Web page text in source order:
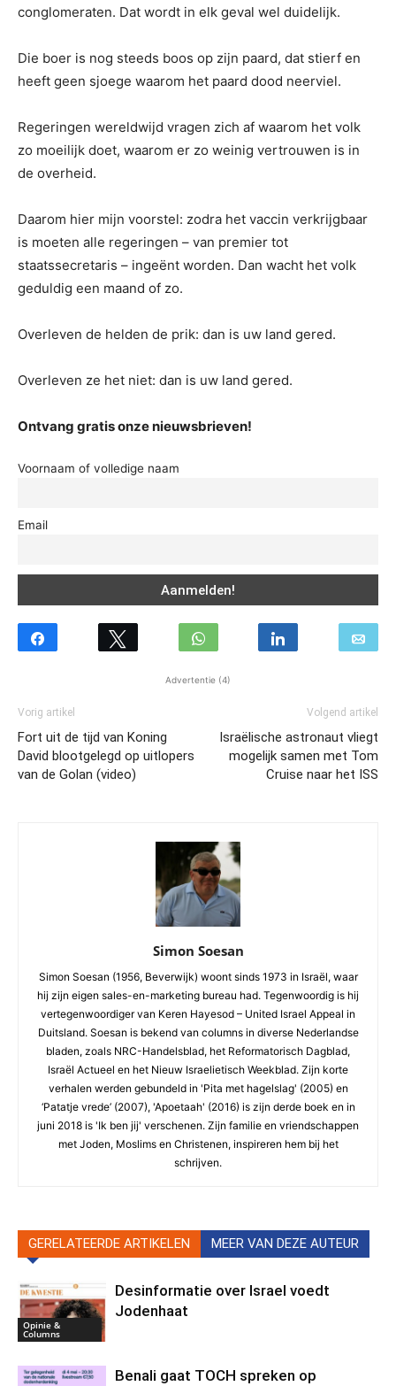
conglomeraten. Dat wordt in elk geval wel duidelijk.
Die boer is nog steeds boos op zijn paard, dat stierf en
heeft geen sjoege waarom het paard dood neerviel.
Regeringen wereldwijd vragen zich af waarom het volk
zo moeilijk doet, waarom er zo weinig vertrouwen is in
de overheid.
Daarom hier mijn voorstel: zodra het vaccin verkrijgbaar
is moeten alle regeringen – van premier tot
staatssecretaris – ingeënt worden. Dan wacht het volk
geduldig een maand of zo.
Overleven de helden de prik: dan is uw land gered.
Overleven ze het niet: dan is uw land gered.
Ontvang gratis onze nieuwsbrieven!
Voornaam of volledige naam
Email
Advertentie (4)
Vorig artikel
Fort uit de tijd van Koning
David blootgelegd op uitlopers
van de Golan (video)
Volgend artikel
Israëlische astronaut vliegt
mogelijk samen met Tom
Cruise naar het ISS
Simon Soesan
Simon Soesan (1956, Beverwijk) woont sinds 1973 in Israël, waar
hij zijn eigen sales-en-marketing bureau had. Tegenwoordig is hij
vertegenwoordiger van Keren Hayesod – United Israel Appeal in
Duitsland. Soesan is bekend van columns in diverse Nederlandse
bladen, zoals NRC-Handelsblad, het Reformatorisch Dagblad,
Israël Actueel en het Nieuw Israelietisch Weekblad. Zijn korte
verhalen werden gebundeld in 'Pita met hagelslag' (2005) en
‘Patatje vrede’ (2007), 'Apoetaah' (2016) is zijn derde boek en in
juni 2018 is 'Ik ben jij' verschenen. Zijn familie en vriendschappen
met Joden, Moslims en Christenen, inspireren hem bij het
schrijven.
GERELATEERDE ARTIKELEN MEER VAN DEZE AUTEUR
Opinie &
Columns
Desinformatie over Israel voedt
Jodenhaat
Benali gaat TOCH spreken op